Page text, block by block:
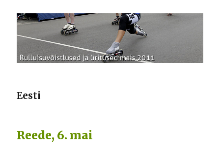
Eesti
Reede, 6. mai